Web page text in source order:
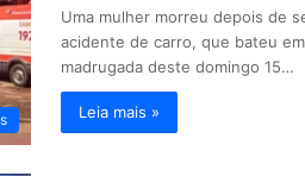
Uma mulher morreu depois de
acidente de carro, que bateu
madrugada deste domingo 15…
Leia mais »